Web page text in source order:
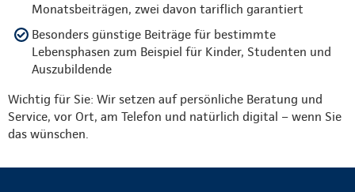
Monatsbeiträgen, zwei davon tariflich garantiert
Besonders günstige Beiträge für bestimmte
Lebensphasen zum Beispiel für Kinder, Studenten und
Auszubildende
Wichtig für Sie: Wir setzen auf persönliche Beratung und
Service, vor Ort, am Telefon und natürlich digital – wenn Sie
das wünschen.